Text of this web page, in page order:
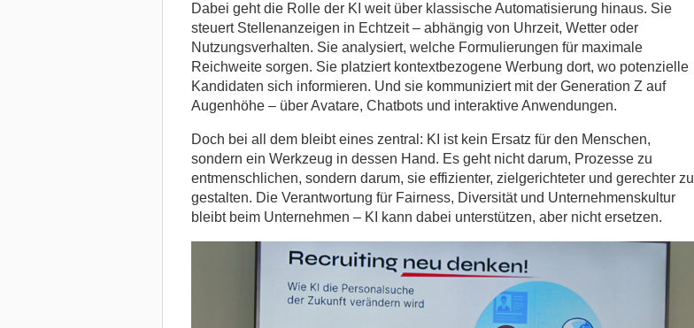
Dabei geht die Rolle der KI weit über klassische Automatisierung hinaus. Sie
steuert Stellenanzeigen in Echtzeit – abhängig von Uhrzeit, Wetter oder
Nutzungsverhalten. Sie analysiert, welche Formulierungen für maximale
Reichweite sorgen. Sie platziert kontextbezogene Werbung dort, wo potenzielle
Kandidaten sich informieren. Und sie kommuniziert mit der Generation Z auf
Augenhöhe – über Avatare, Chatbots und interaktive Anwendungen.
Doch bei all dem bleibt eines zentral: KI ist kein Ersatz für den Menschen,
sondern ein Werkzeug in dessen Hand. Es geht nicht darum, Prozesse zu
entmenschlichen, sondern darum, sie effizienter, zielgerichteter und gerechter zu
gestalten. Die Verantwortung für Fairness, Diversität und Unternehmenskultur
bleibt beim Unternehmen – KI kann dabei unterstützen, aber nicht ersetzen.